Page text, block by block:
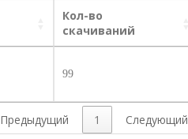
Кол-во
скачиваний
99
Предыдущий 1 Следующий